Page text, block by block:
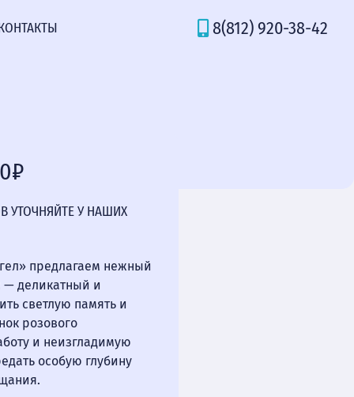
8(812) 920-38-42
УТОЧНЯЙТЕ У НАШИХ
предлагаем нежный
— деликатный и
светлую память и
розового
и неизгладимую
особую глубину